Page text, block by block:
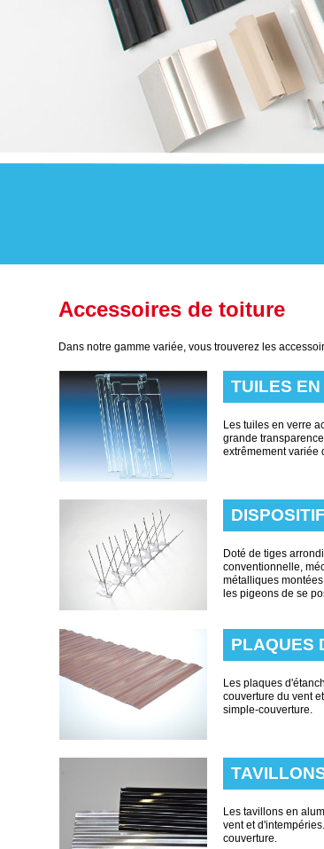
Accessoires de toiture
Dans notre gamme variée, vous trouverez les
TUILES
Les tuiles en verre
grande
extrêmement variée
Doté de tiges
conventionnelle,
métalliques
les pigeons de se
PLAQUES
Les plaques
couverture du vent
simple-couverture.
Les tavillons en
vent et
couverture.